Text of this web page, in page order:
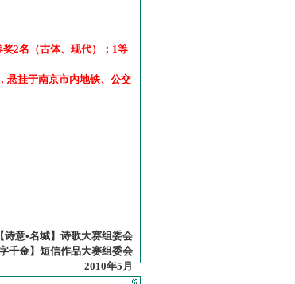
奖2名（古体、现代）；1等
悬挂于南京市内地铁、公交
【诗意•名城】诗歌大赛组委会
字千金】短信作品大赛组委会
2010年5月